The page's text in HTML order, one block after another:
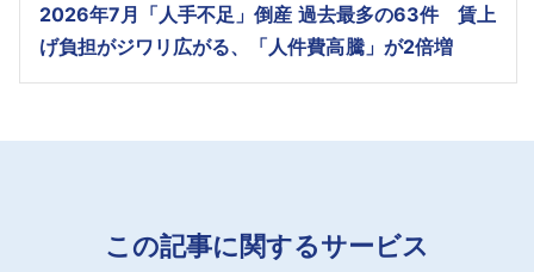
2026年7月「人手不足」倒産 過去最多の63件 賃上
げ負担がジワリ広がる、「人件費高騰」が2倍増
この記事に関するサービス